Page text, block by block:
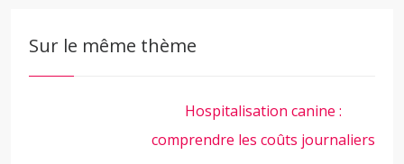
Sur le même thème
Hospitalisation canine :
comprendre les coûts journaliers